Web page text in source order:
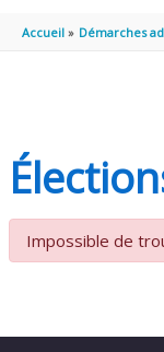
Accueil Démarches
Impossible de